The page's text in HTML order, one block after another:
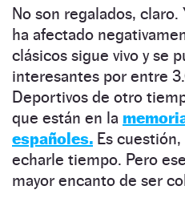
No son regalados,
ha afectado
clásicos sigue vivo y se
interesantes por entre
Deportivos de otro
que están en la
españoles. Es
echarle tiempo. Pero
mayor encanto de ser